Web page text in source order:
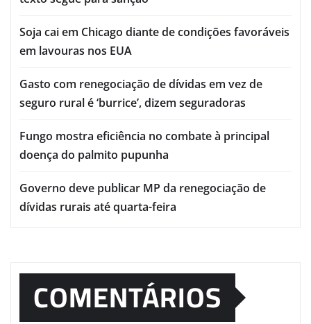
Soja cai em Chicago diante de condições favoráveis
em lavouras nos EUA
Gasto com renegociação de dívidas em vez de
seguro rural é ‘burrice’, dizem seguradoras
Fungo mostra eficiência no combate à principal
doença do palmito pupunha
Governo deve publicar MP da renegociação de
dívidas rurais até quarta-feira
COMENTÁRIOS